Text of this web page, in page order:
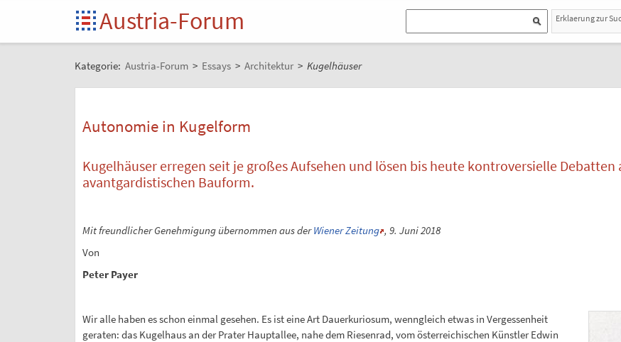
Austria-Forum Erklaerung zur
Kategorie: Austria-Forum > Essays > Architektur > Kugelhäuser
Autonomie in Kugelform
Kugelhäuser erregen seit je großes Aufsehen und lösen bis heute kontroversielle Debatten
avantgardistischen Bauform.
Mit freundlicher Genehmigung übernommen aus derWiener Zeitung , 9. Juni 2018
Von
Peter Payer
Wir alle haben es schon einmal gesehen. Es ist eine Art Dauerkuriosum, wenngleich etwas in Vergessenheit
geraten: das Kugelhaus an der Prater Hauptallee, nahe dem Riesenrad, vom österreichischen Künstler Edwin